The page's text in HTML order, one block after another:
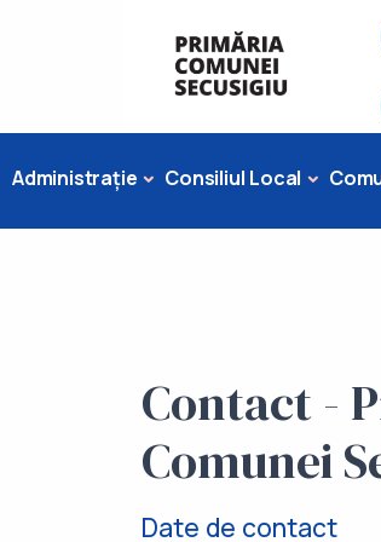
Administrație Consiliul Local
Contact -
Comunei
Date de contact